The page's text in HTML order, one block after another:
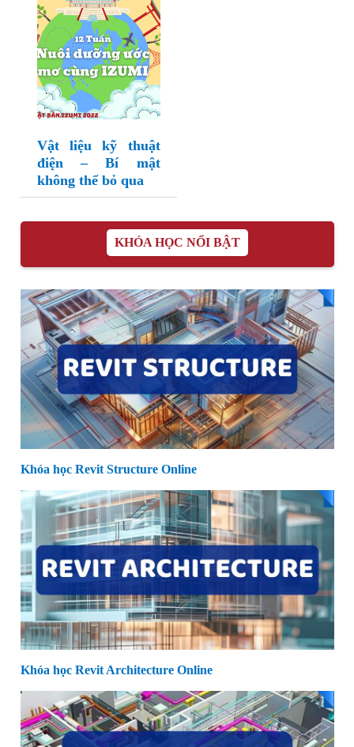
Vật liệu kỹ thuật
điện – Bí mật
không thể bỏ qua
KHÓA HỌC NỔI BẬT
Khóa học Revit Structure Online
Khóa học Revit Architecture Online